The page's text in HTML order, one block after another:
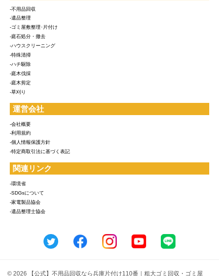
-不用品回収
-遺品整理
-ゴミ屋敷整理･片付け
-庭石処分・撤去
-ハウスクリーニング
-特殊清掃
-ハチ駆除
-庭木伐採
-庭木剪定
-草刈り
運営会社
-会社概要
-利用規約
-個人情報保護方針
-特定商取引法に基づく表記
関連リンク
-環境省
-SDGsについて
-家電製品協会
-遺品整理士協会
© 2026 【公式】不用品回収なら兵庫片付け110番｜粗大ゴミ回収・ゴミ屋